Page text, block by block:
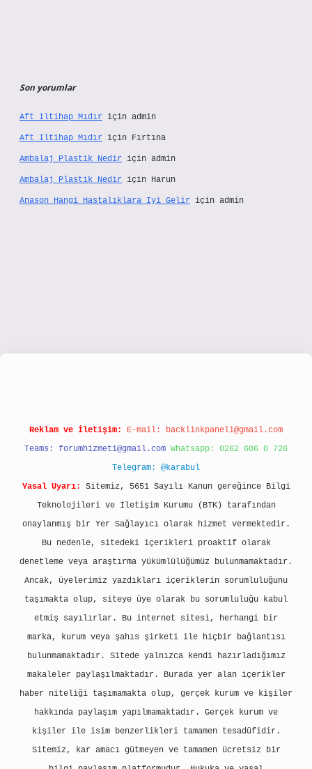
Son yorumlar
Aft Iltihap Mıdır için admin
Aft Iltihap Mıdır için Fırtına
Ambalaj Plastik Nedir için admin
Ambalaj Plastik Nedir için Harun
Anason Hangi Hastalıklara Iyi Gelir için admin
Reklam ve İletişim: E-mail: backlinkpaneli@gmail.com
Teams: forumhizmeti@gmail.com Whatsapp: 0262 606 0 726
Telegram: @karabul
Yasal Uyarı:
Sitemiz, 5651 Sayılı Kanun gereğince Bilgi
Teknolojileri ve İletişim Kurumu (BTK) tarafından
onaylanmış bir Yer Sağlayıcı olarak hizmet vermektedir.
Bu nedenle, sitedeki içerikleri proaktif olarak
denetleme veya araştırma yükümlülüğümüz bulunmamaktadır.
Ancak, üyelerimiz yazdıkları içeriklerin sorumluluğunu
taşımakta olup, siteye üye olarak bu sorumluluğu kabul
etmiş sayılırlar. Bu internet sitesi, herhangi bir
marka, kurum veya şahıs şirketi ile hiçbir bağlantısı
bulunmamaktadır. Sitede yalnızca kendi hazırladığımız
makaleler paylaşılmaktadır. Burada yer alan içerikler
haber niteliği taşımamakta olup, gerçek kurum ve kişiler
hakkında paylaşım yapılmamaktadır. Gerçek kurum ve
kişiler ile isim benzerlikleri tamamen tesadüfidir.
Sitemiz, kar amacı gütmeyen ve tamamen ücretsiz bir